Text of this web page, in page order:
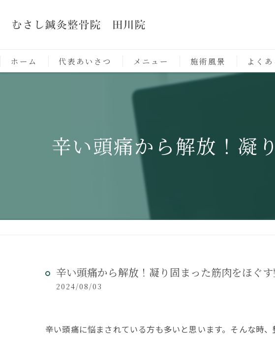
ホーム 代表あいさつ メニュー 施術風景 よく
辛い頭痛から解放！凝
辛い頭痛から解放！凝り固まった筋肉をほぐ
2024/08/03
辛い頭痛に悩まされている方も多いと思います。そんな時